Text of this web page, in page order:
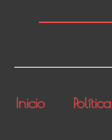
Inicio Política